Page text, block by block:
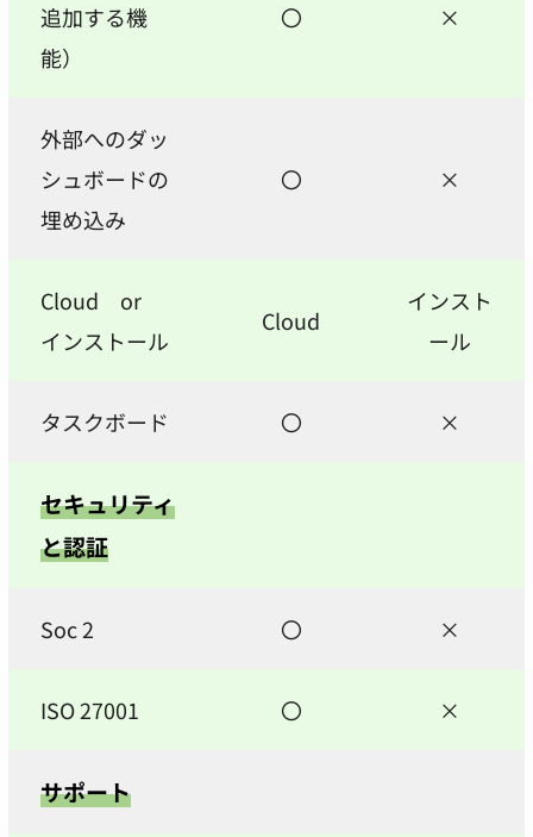
追加する機
能）
〇 ×
外部へのダッ
シュボードの
埋め込み
〇 ×
Cloud or
インストール
Cloud
インスト
ール
タスクボード 〇 ×
セキュリティ
と認証
Soc 2 〇 ×
ISO 27001 〇 ×
サポート